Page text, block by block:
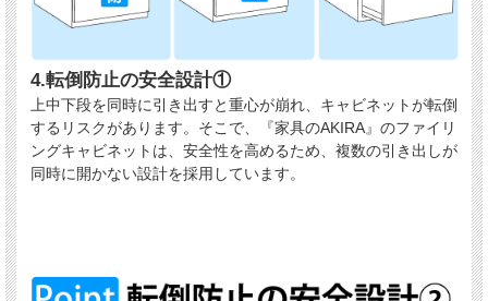
4.転倒防止の安全設計①
上中下段を同時に引き出すと重心が崩れ、キャビネットが転倒
するリスクがあります。そこで、『家具のAKIRA』のファイリ
ングキャビネットは、安全性を高めるため、複数の引き出しが
同時に開かない設計を採用しています。